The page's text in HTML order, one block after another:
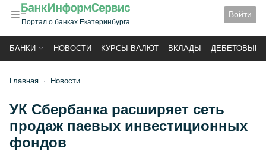
Портал о банках Екатеринбурга
Войти
БАНКИ НОВОСТИ КУРСЫ ВАЛЮТ ВКЛАДЫ ДЕБЕТОВЫЕ
Главная Новости
УК Сбербанка расширяет сеть
продаж паевых инвестиционных
фондов